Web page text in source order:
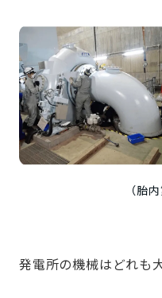
（胎
発電所の機械はどれも